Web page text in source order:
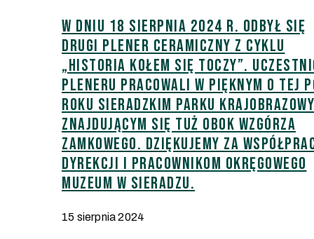
W dniu 18 sierpnia 2024 r. odbył się
drugi plener ceramiczny z cyklu
„HISTORIA KOŁEM SIĘ TOCZY”.
pleneru pracowali w pięknym o tej
roku Sieradzkim Parku
znajdującym się tuż obok wzgórza
zamkowego. Dziękujemy za
dyrekcji i pracownikom Okręgowego
Muzeum w Sieradzu.
15 sierpnia 2024